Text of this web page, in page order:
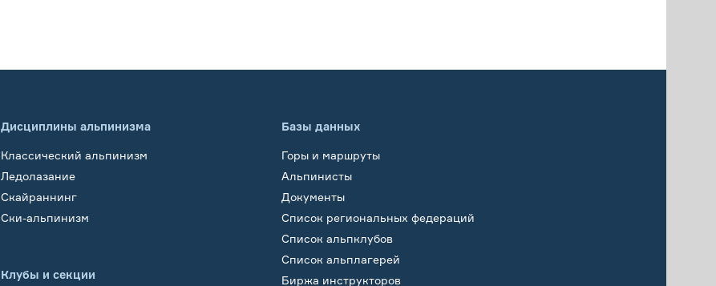
Дисциплины альпинизма
Классический альпинизм
Ледолазание
Скайраннинг
Ски-альпинизм
Клубы и секции
Базы данных
Горы и маршруты
Альпинисты
Документы
Список региональных федераций
Список альпклубов
Список альплагерей
Биржа инструкторов